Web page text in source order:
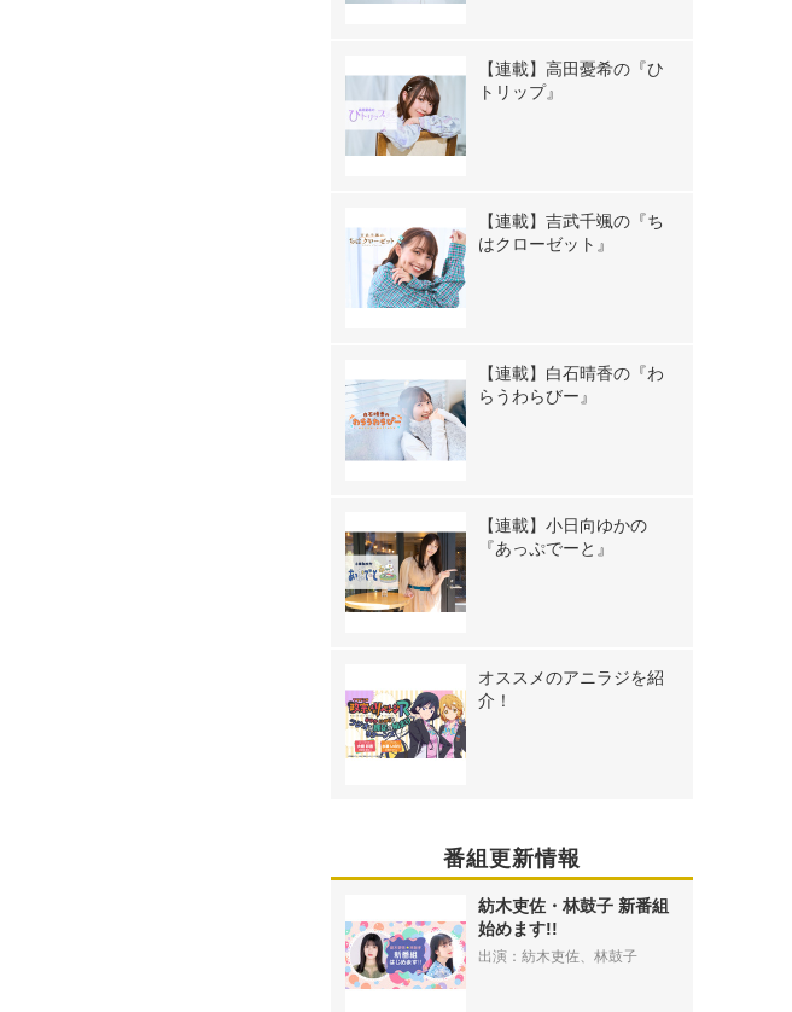
【連載】高田憂希の『ひ
トリップ』
【連載】吉武千颯の『ち
はクローゼット』
【連載】白石晴香の『わ
らうわらびー』
【連載】小日向ゆかの
『あっぷでーと』
オススメのアニラジを紹
介！
番組更新情報
紡木吏佐・林鼓子 新番組
始めます!!
出演：紡木吏佐、林鼓子